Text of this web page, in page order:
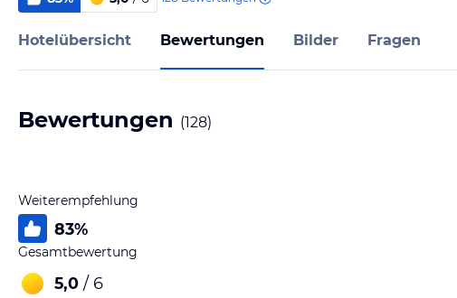
Hotelübersicht Bewertungen Bilder Fragen
Bewertungen (128)
Weiterempfehlung
83%
Gesamtbewertung
5,0 / 6